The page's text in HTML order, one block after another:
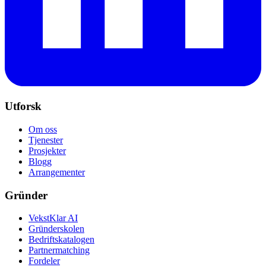
Utforsk
Om oss
Tjenester
Prosjekter
Blogg
Arrangementer
Gründer
VekstKlar AI
Gründerskolen
Bedriftskatalogen
Partnermatching
Fordeler